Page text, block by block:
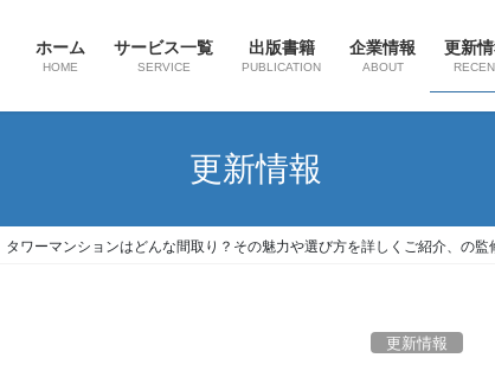
ホーム
HOME
サービス一覧
SERVICE
出版書籍
PUBLICATION
企業情報
ABOUT
更新
更新情報
ーマンションはどんな間取り？その魅力や選び方を詳しくご紹介、の監
更新情報